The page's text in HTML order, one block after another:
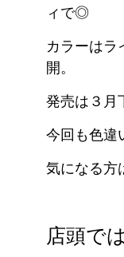
ィで◎
カラーはラ
開。
発売は３月
今回も色違
気になる方
店頭で